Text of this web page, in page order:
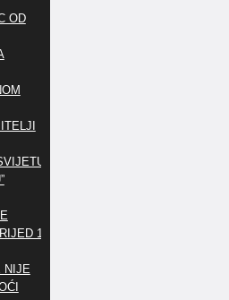
OD
10
NIJE